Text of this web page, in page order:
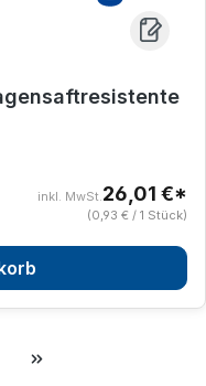
inkl. MwSt.26,01 €*
(0,93 € / 1 Stück)